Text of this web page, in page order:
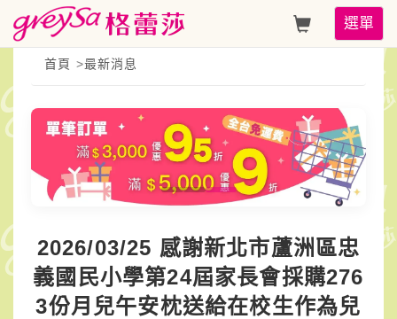
2026/03/25
感
謝
新
市
蘆
洲
區
Toggle
選單
首頁 >最新消息
2026/03/25 感謝新北市蘆洲區忠
義國民小學第24屆家長會採購276
3份月兒午安枕送給在校生作為兒